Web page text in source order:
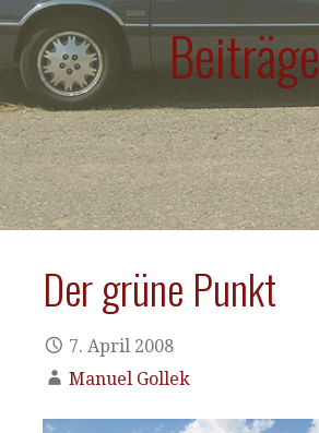
Beiträge
Der grüne Punkt
7. April 2008
Manuel Gollek